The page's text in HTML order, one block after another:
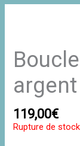
119,00€
Rupture de stock